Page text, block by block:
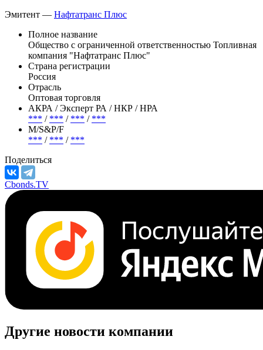
Эмитент — Нафтатранс Плюс
Полное название
Общество с ограниченной ответственностью Топливная
компания "Нафтатранс Плюс"
Страна регистрации
Россия
Отрасль
Оптовая торговля
АКРА / Эксперт РА / НКР / НРА
*** / *** / *** / ***
М/S&P/F
*** / *** / ***
Поделиться
Cbonds.TV
Другие новости компании